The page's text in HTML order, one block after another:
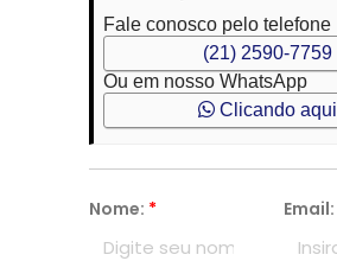
Fale conosco pelo telefone
(21) 2590-7759
Ou em nosso WhatsApp
Clicando aqui
Nome: * Email: